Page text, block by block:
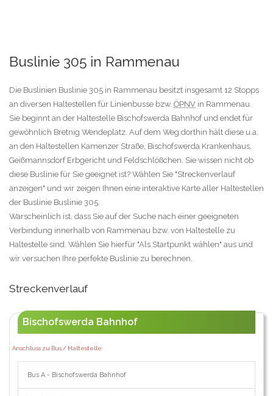
Buslinie 305 in Rammenau
Die Buslinien Buslinie 305 in Rammenau besitzt insgesamt 12 Stopps
an diversen Haltestellen für Linienbusse bzw. ÖPNV in Rammenau.
Sie beginnt an der Haltestelle Bischofswerda Bahnhof und endet für
gewöhnlich Bretnig Wendeplatz. Auf dem Weg dorthin hält diese u.a.
an den Haltestellen Kamenzer Straße, Bischofswerda Krankenhaus,
Geißmannsdorf Erbgericht und Feldschlößchen. Sie wissen nicht ob
diese Buslinie für Sie geeignet ist? Wählen Sie "Streckenverlauf
anzeigen" und wir zeigen Ihnen eine interaktive Karte aller Haltestellen
der Buslinie Buslinie 305.
Warscheinlich ist, dass Sie auf der Suche nach einer geeigneten
Verbindung innerhalb von Rammenau bzw. von Haltestelle zu
Haltestelle sind. Wählen Sie hierfür "Als Startpunkt wählen" aus und
wir versuchen Ihre perfekte Buslinie zu berechnen.
Streckenverlauf
Bischofswerda Bahnhof
Anschluss zu Bus / Haltestelle:
Bus A - Bischofswerda Bahnhof